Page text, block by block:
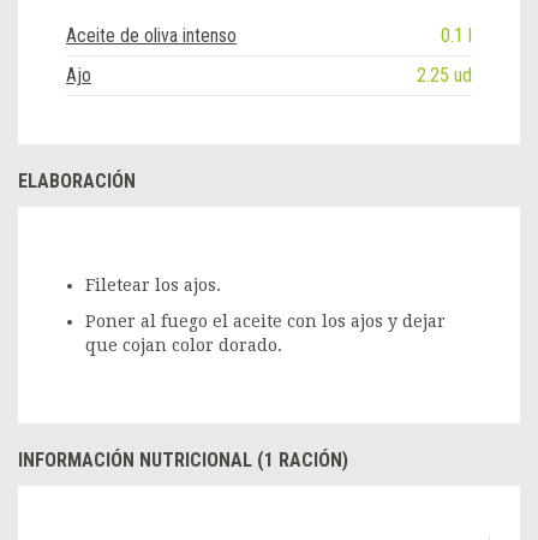
Aceite de oliva intenso
0.1 l
Ajo
2.25 ud
ELABORACIÓN
Filetear los ajos.
Poner al fuego el aceite con los ajos y dejar
que cojan color dorado.
INFORMACIÓN NUTRICIONAL (1 RACIÓN)